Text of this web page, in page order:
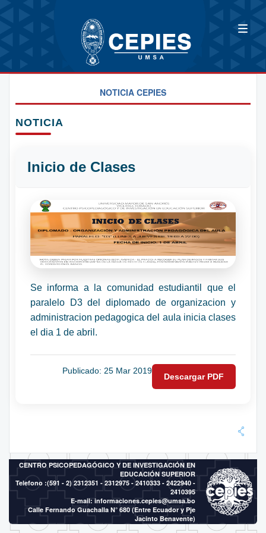
NOTICIA CEPIES
NOTICIA
Inicio de Clases
Se informa a la comunidad estudiantil que el
paralelo D3 del diplomado de organizacion y
administracion pedagogica del aula inicia clases
el dia 1 de abril.
Publicado: 25 Mar 2019
Descargar PDF
CENTRO PSICOPEDAGÓGICO Y DE INVESTIGACIÓN EN
EDUCACIÓN SUPERIOR
Telefono :(591 - 2) 2312351 - 2312975 - 2410333 - 2422940 -
2410395
E-mail: informaciones.cepies@umsa.bo
Calle Fernando Guachalla N° 680 (Entre Ecuador y Pje
Jacinto Benavente)